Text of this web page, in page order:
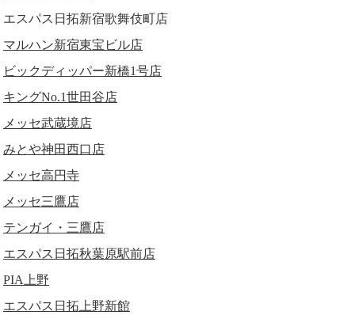
エスパス日拓新宿歌舞伎町店
マルハン新宿東宝ビル店
ビックディッパー新橋1号店
キングNo.1世田谷店
メッセ武蔵境店
みとや神田西口店
メッセ高円寺
メッセ三鷹店
テンガイ・三鷹店
エスパス日拓秋葉原駅前店
PIA上野
エスパス日拓上野新館